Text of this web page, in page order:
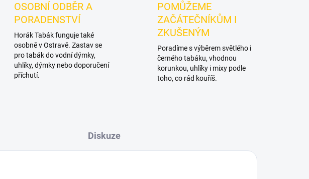
OSOBNÍ ODBĚR A
PORADENSTVÍ
Horák Tabák funguje také
osobně v Ostravě. Zastav se
pro tabák do vodní dýmky,
uhlíky, dýmky nebo doporučení
příchutí.
POMŮŽEME
ZAČÁTEČNÍKŮM I
ZKUŠENÝM
Poradíme s výběrem světlého i
černého tabáku, vhodnou
korunkou, uhlíky i mixy podle
toho, co rád kouříš.
Diskuze